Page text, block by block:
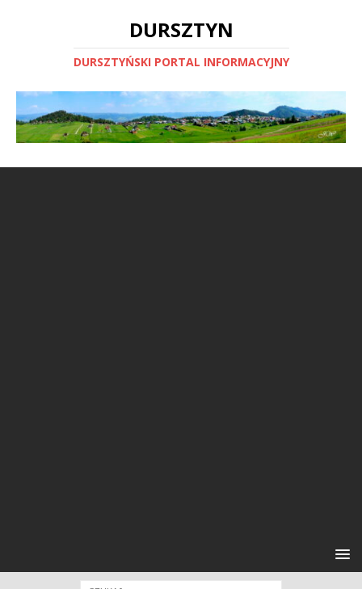
DURSZTYN
DURSZTYŃSKI PORTAL INFORMACYJNY